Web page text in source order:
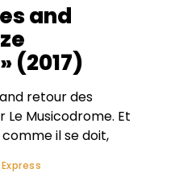
and
(2017)
retour des
Le Musicodrome. Et
il se doit,